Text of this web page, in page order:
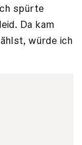
spürte
Da kam
würde ich